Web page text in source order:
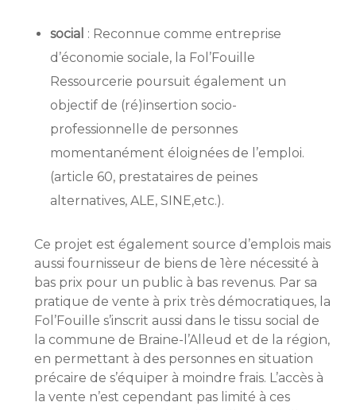
social : Reconnue comme entreprise
d’économie sociale, la Fol’Fouille
Ressourcerie poursuit également un
objectif de (ré)insertion socio-
professionnelle de personnes
momentanément éloignées de l’emploi.
(article 60, prestataires de peines
alternatives, ALE, SINE,etc.).
Ce projet est également source d’emplois mais
aussi fournisseur de biens de 1ère nécessité à
bas prix pour un public à bas revenus. Par sa
pratique de vente à prix très démocratiques, la
Fol’Fouille s’inscrit aussi dans le tissu social de
la commune de Braine-l’Alleud et de la région,
en permettant à des personnes en situation
précaire de s’équiper à moindre frais. L’accès à
la vente n’est cependant pas limité à ces